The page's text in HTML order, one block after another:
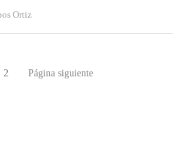
Ortiz
Página
2 Página siguiente